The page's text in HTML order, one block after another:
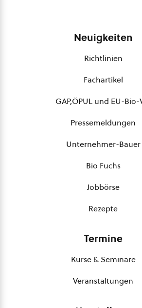
Neuigkeiten
Richtlinien
Fachartikel
GAP,ÖPUL und EU-Bio-
Pressemeldungen
Unternehmer-Bauer
Bio Fuchs
Jobbörse
Rezepte
Termine
Kurse & Seminare
Veranstaltungen